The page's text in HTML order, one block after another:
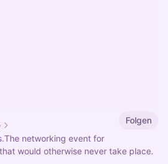
Folgen
networking event for
would otherwise never take place.